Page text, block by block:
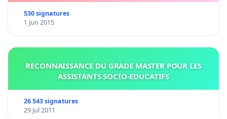
530 signatures
1 Jun 2015
RECONNAISSANCE DU GRADE MASTER POUR LES
ASSISTANTS SOCIO-EDUCATIFS
26 543 signatures
29 Jul 2011